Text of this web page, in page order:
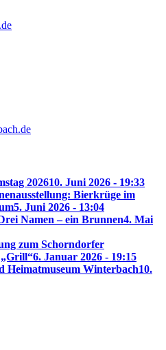
202610. Juni 2026 - 19:33
Bierkrüge im
5. Juni 2026 - 13:04
Namen – ein Brunnen4. Mai
zum Schorndorfer
6. Januar 2026 - 19:15
Heimatmuseum Winterbach10.